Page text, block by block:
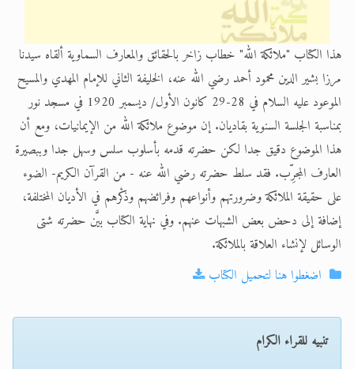
هذا الكتاب "ملائكة الله" خطاب زاخر بالحقائق والمعارف السماوية ألقاه سيدنا
مرزا بشير الدين محمود أحمد رضي الله عنه، الخليفة الثاني للإمام المهدي والمسيح
الموعود عليه السلام في 28-29 كانون الأول/ ديسمبر 1920 في مسجد نور
بمناسبة الجلسة السنوية بقاديان. إن موضوع ملائكة الله من الإيمانيات، ومع أن
هذا الموضوع دقيق جدا لكن حضرته قدمه بأسلوب سلس وسهل جدا وببصيرة
العارف المجرِّب. فقد سلط حضرته رضي الله عنه - من القرآن الكريم- الضوء
على حقيقة الملائكة وضرورتهم وأنواعهم وفرائضهم وذكْرهم في الأديان المختلفة،
إضافة إلى دحض بعض الشبهات عنهم. وفي نهاية الكتاب بيَّن حضرته شتى
الوسائل لإنشاء العلاقة بالملائكة.
اضغطوا هنا لتحميل الكتاب
تنبيه للقراء الكرام